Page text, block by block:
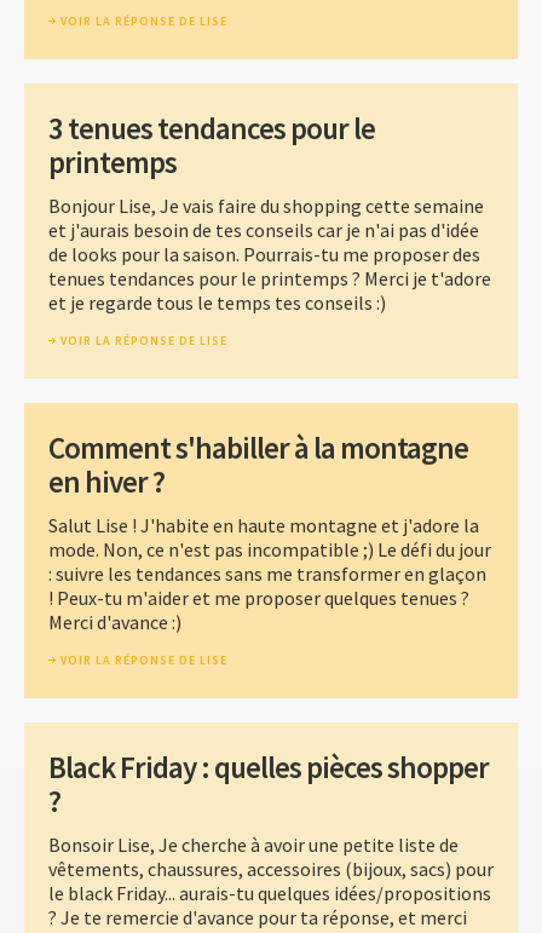
VOIR LA RÉPONSE DE LISE
3 tenues tendances pour le
printemps
Bonjour Lise, Je vais faire du shopping cette semaine
et j'aurais besoin de tes conseils car je n'ai pas d'idée
de looks pour la saison. Pourrais-tu me proposer des
tenues tendances pour le printemps ? Merci je t'adore
et je regarde tous le temps tes conseils :)
VOIR LA RÉPONSE DE LISE
Comment s'habiller à la montagne
en hiver ?
Salut Lise ! J'habite en haute montagne et j'adore la
mode. Non, ce n'est pas incompatible ;) Le défi du jour
: suivre les tendances sans me transformer en glaçon
! Peux-tu m'aider et me proposer quelques tenues ?
Merci d'avance :)
VOIR LA RÉPONSE DE LISE
Black Friday : quelles pièces shopper
?
Bonsoir Lise, Je cherche à avoir une petite liste de
vêtements, chaussures, accessoires (bijoux, sacs) pour
le black Friday... aurais-tu quelques idées/propositions
? Je te remercie d'avance pour ta réponse, et merci